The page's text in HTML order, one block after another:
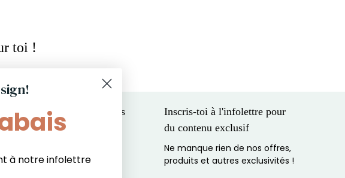
toi !
Services aux entreprises
Politique du meilleur prix
FAQ Commercial
Inscris-toi à l'infolettre pour
du contenu exclusif
Ne manque rien de nos offres,
produits et autres exclusivités !
à notre infolettre